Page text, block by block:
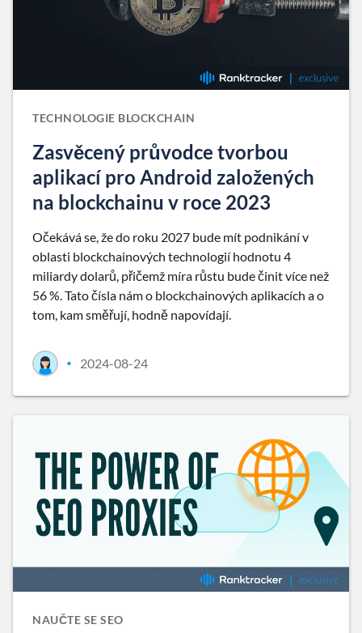
TECHNOLOGIE BLOCKCHAIN
Zasvěcený průvodce tvorbou
aplikací pro Android založených
na blockchainu v roce 2023
Očekává se, že do roku 2027 bude mít podnikání v
oblasti blockchainových technologií hodnotu 4
miliardy dolarů, přičemž míra růstu bude činit více než
56 %. Tato čísla nám o blockchainových aplikacích a o
tom, kam směřují, hodně napovídají.
• 2024-08-24
NAUČTE SE SEO